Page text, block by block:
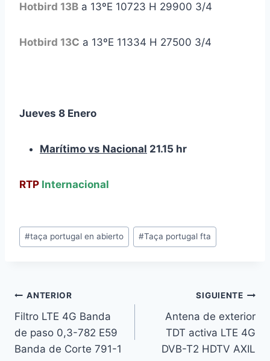
Hotbird 13B a 13ºE 10723 H 29900 3/4
Hotbird 13C a 13ºE 11334 H 27500 3/4
Jueves 8 Enero
Marítimo vs Nacional 21.15 hr
RTP Internacional
Etiquetas
de
#taça portugal en abierto #Taça portugal fta
Navegación
de
entradas
ANTERIOR
Filtro LTE 4G Banda
de paso 0,3-782 E59
Banda de Corte 791-1
SIGUIENTE
Antena de exterior
TDT activa LTE 4G
DVB-T2 HDTV AXIL